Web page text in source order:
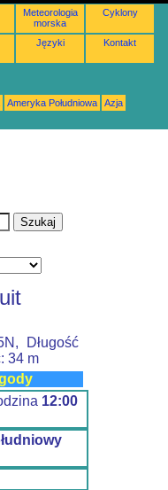
Meteorologia
morska
Cyklony
Języki Kontakt
Ameryka Południowa
Azja
Długość
34 m
12:00